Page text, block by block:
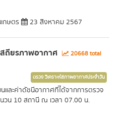
กษตร 23 สิงหาคม 2567
ถียรภาพอากาศ
20668 total
ตรวจ วิเคราะห์สภาพอากาศประจำวัน
ละค่าดัชนีอากาศที่ได้จากการตรวจ
วน 10 สถานี ณ เวลา 07.00 น.